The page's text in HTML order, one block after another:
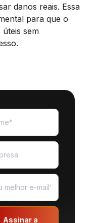
danos reais. Essa
para que o
sem
Assinar a